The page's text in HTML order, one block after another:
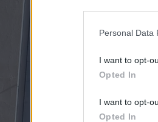
Personal Data
I want to opt-
Opted In
I want to opt-
Opted In